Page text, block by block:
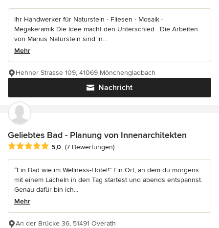
Ihr Handwerker für Naturstein - Fliesen - Mosaik -
Megakeramik Die Idee macht den Unterschied . Die Arbeiten
von Marius Naturstein sind in...
Mehr
Nachricht
Hehner Strasse 109, 41069 Mönchengladbach
Geliebtes Bad - Planung von Innenarchitekten
Durchschnittliche Bewertung: 5 von 5 Sternen
5,0 (7 Bewertungen)
“Ein Bad wie im Wellness-Hotel!” Ein Ort, an dem du morgens
mit einem Lächeln in den Tag startest und abends entspannst.
Genau dafür bin ich...
Mehr
An der Brücke 36, 51491 Overath